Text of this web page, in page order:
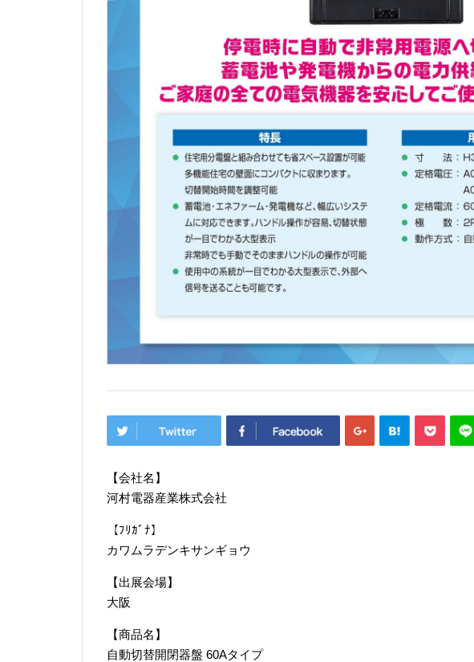
【会社名】
河村電器産業株式会社
【ﾌﾘｶﾞﾅ】
カワムラデンキサンギョウ
【出展会場】
大阪
【商品名】
自動切替開閉器盤 60Aタイプ